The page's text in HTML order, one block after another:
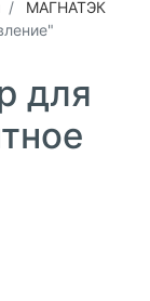
МАГНАТЭК
для